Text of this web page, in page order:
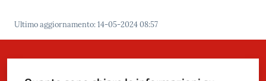
Vivere
Casalfiumanese
Ultimo aggiornamento:14-05-2024 08:57